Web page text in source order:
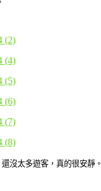
沒太多遊客，真的很安靜。